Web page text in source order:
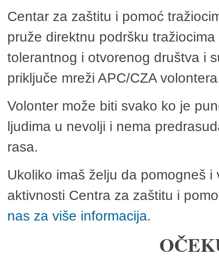
Centar za zaštitu i pomoć
pruže direktnu podršku
tolerantnog i otvorenog društva i
priključe mreži APC/CZA
Volonter može biti svako ko je
ljudima u nevolji i nema
rasa.
Ukoliko imaš želju da pomogneš
aktivnosti Centra za zaštitu i
nas za više informacija.